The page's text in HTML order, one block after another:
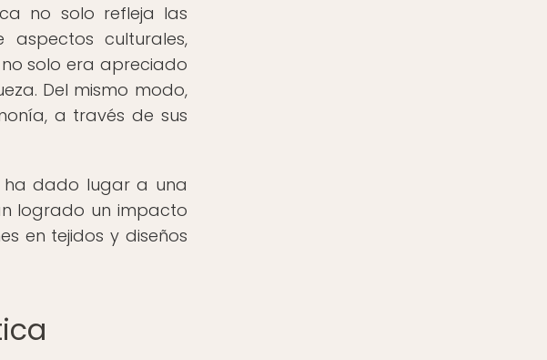
no solo refleja las
aspectos culturales,
no solo era apreciado
Del mismo modo,
a través de sus
ha dado lugar a una
logrado un impacto
en tejidos y diseños